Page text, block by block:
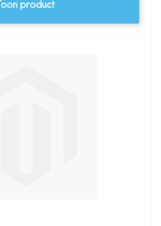
Toon product